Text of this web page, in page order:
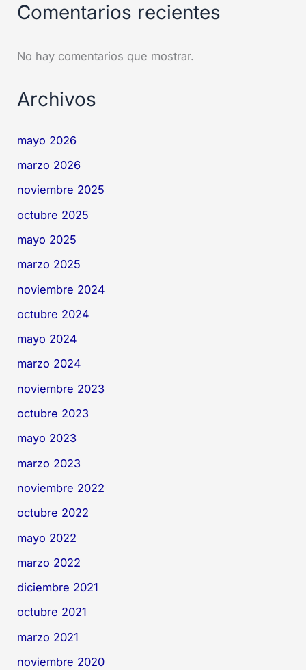
Comentarios recientes
No hay comentarios que mostrar.
Archivos
mayo 2026
marzo 2026
noviembre 2025
octubre 2025
mayo 2025
marzo 2025
noviembre 2024
octubre 2024
mayo 2024
marzo 2024
noviembre 2023
octubre 2023
mayo 2023
marzo 2023
noviembre 2022
octubre 2022
mayo 2022
marzo 2022
diciembre 2021
octubre 2021
marzo 2021
noviembre 2020